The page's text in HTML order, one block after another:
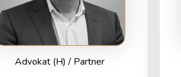
Advokat (H) / Partner